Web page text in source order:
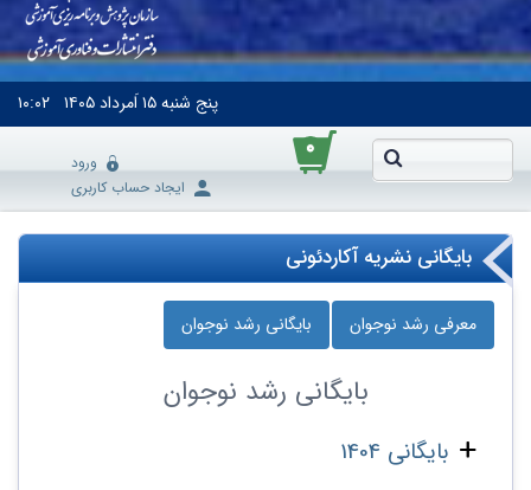
پنج شنبه۱۵ اَمرداد ۱۴۰۵ ۱۰:۰۲
۰
ورود
ایجاد حساب کاربری
بایگانی نشریه آکاردئونی
معرفی رشد نوجوان بایگانی رشد نوجوان
بایگانی رشد نوجوان
بایگانی 1404